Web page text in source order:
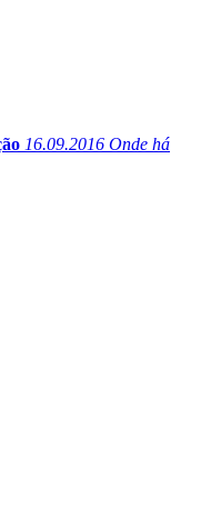
16.09.2016 Onde há